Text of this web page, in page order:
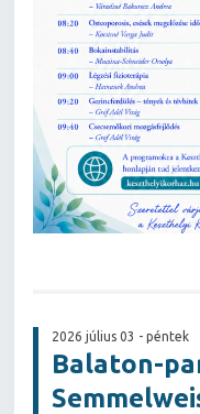
2026 július 03 - péntek
Balaton-